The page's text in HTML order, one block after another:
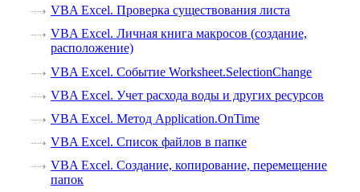
VBA Excel. Проверка существования листа
VBA Excel. Личная книга макросов (создание,
расположение)
VBA Excel. Событие Worksheet.SelectionChange
VBA Excel. Учет расхода воды и других ресурсов
VBA Excel. Метод Application.OnTime
VBA Excel. Список файлов в папке
VBA Excel. Создание, копирование, перемещение
папок